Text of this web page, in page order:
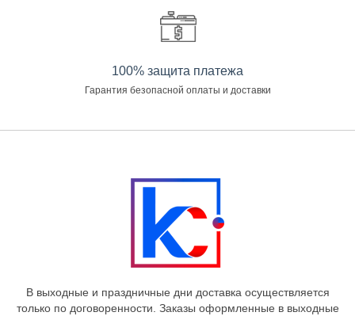
100% защита платежа
Гарантия безопасной оплаты и доставки
В выходные и праздничные дни доставка осуществляется
только по договоренности. Заказы оформленные в выходные